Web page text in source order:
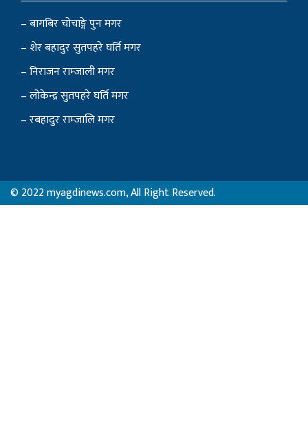
– बागबिर चोचाङ्गे पुन मगर
– शेर बहादुर सुतपहरे घर्ति मगर
– निराजन राम्जाली मगर
– लोकेन्द्र सुतपहरे घर्ति मगर
– रबहादुर राम्जालि मगर
© 2022 myagdinews.com, All Right Reserved.